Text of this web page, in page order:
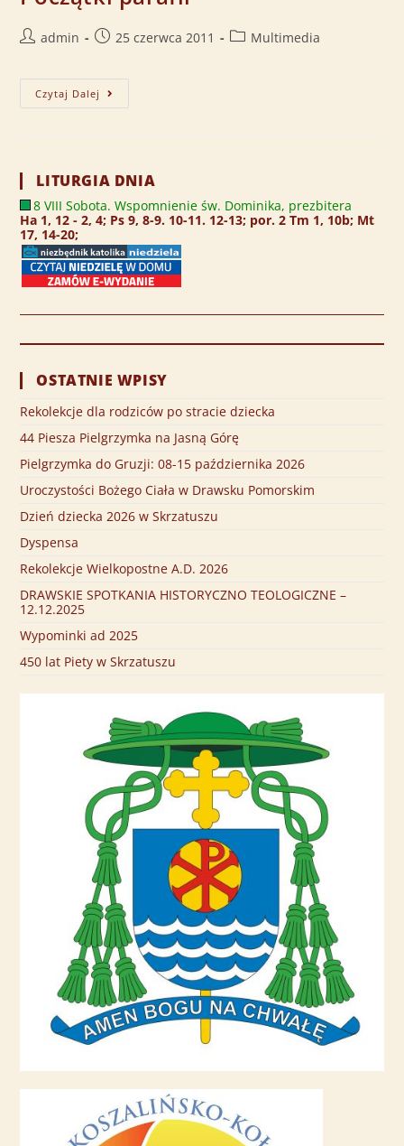
admin 25 czerwca 2011 Multimedia
Czytaj Dalej
LITURGIA DNIA
8 VIII Sobota. Wspomnienie św. Dominika, prezbitera
Ha 1, 12 - 2, 4; Ps 9, 8-9. 10-11. 12-13; por. 2 Tm 1, 10b; Mt
17, 14-20;
OSTATNIE WPISY
Rekolekcje dla rodziców po stracie dziecka
44 Piesza Pielgrzymka na Jasną Górę
Pielgrzymka do Gruzji: 08-15 października 2026
Uroczystości Bożego Ciała w Drawsku Pomorskim
Dzień dziecka 2026 w Skrzatuszu
Dyspensa
Rekolekcje Wielkopostne A.D. 2026
DRAWSKIE SPOTKANIA HISTORYCZNO TEOLOGICZNE –
12.12.2025
Wypominki ad 2025
450 lat Piety w Skrzatuszu